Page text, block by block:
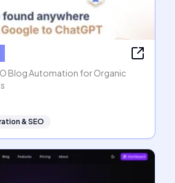
Blog Automation for Organic
& SEO